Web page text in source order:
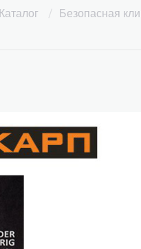
Каталог / Безопасная